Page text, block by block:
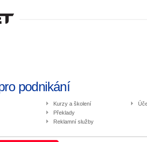
podnikání
Kurzy a školení
Překlady
Reklamní služby